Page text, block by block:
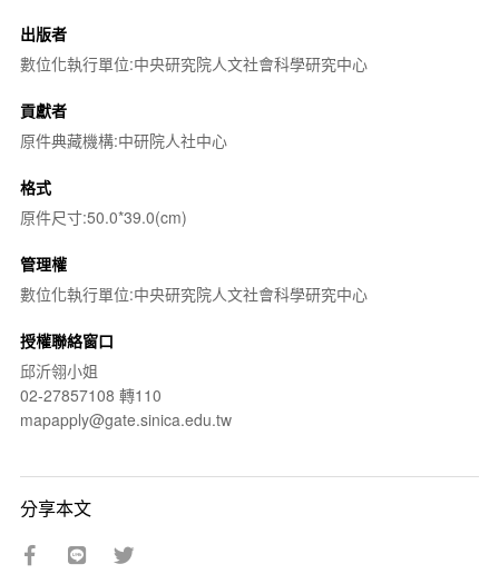
出版者
數位化執行單位:中央研究院人文社會科學研究中心
貢獻者
原件典藏機構:中研院人社中心
格式
原件尺寸:50.0*39.0(cm)
管理權
數位化執行單位:中央研究院人文社會科學研究中心
授權聯絡窗口
邱沂翎小姐
02-27857108 轉110
mapapply@gate.sinica.edu.tw
分享本文